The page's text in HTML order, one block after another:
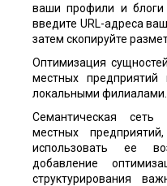
ваши профили и блоги
введите URL-адреса
затем скопируйте
Оптимизация
местных
локальными филиалами.
Семантическая
местных
использовать ее
добавление
структурирования